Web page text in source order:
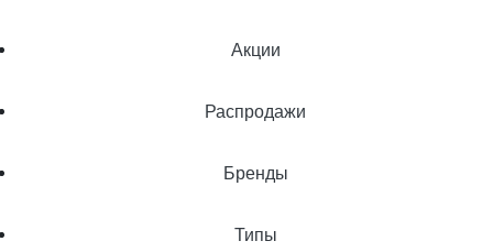
Акции
Распродажи
Бренды
Типы